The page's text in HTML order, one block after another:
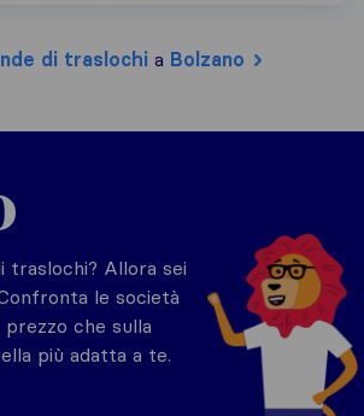
di traslochi a Bolzano
traslochi? Allora sei
le società
che sulla
più adatta a te.